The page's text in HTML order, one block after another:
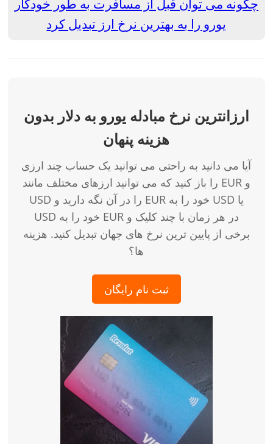
چگونه می توان قبل از مسافرت به طور خودکار
یورو را به بهترین نرخ ارز تبدیل کرد
ارزانترین نرخ مبادله یورو به دلار بدون
هزینه پنهان
آیا می دانید به راحتی می توانید یک حساب چند ارزی
را باز کنید که می توانید ارزهای مختلف مانند EUR و
USD را در آن نگه دارید و EUR خود را به USD یا
USD خود را به EUR در هر زمان با چند کلیک و
برخی از پایین ترین نرخ های جهان تبدیل کنید. هزینه
ها؟
ثبت نام رایگان